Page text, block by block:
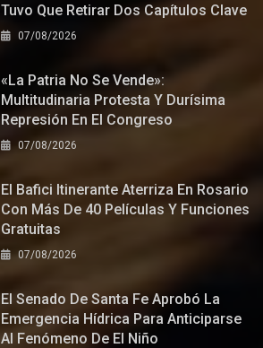
Tuvo Que Retirar Dos Capítulos Clave
07/08/2026
«La Patria No Se Vende»:
Multitudinaria Protesta Y Durísima
Represión En El Congreso
07/08/2026
El Bafici Itinerante Aterriza En Rosario
Con Más De 40 Películas Y Funciones
Gratuitas
07/08/2026
El Senado De Santa Fe Aprobó La
Emergencia Hídrica Para Anticiparse
Al Fenómeno De El Niño